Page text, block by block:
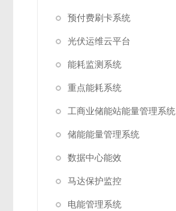
预付费刷卡系统
光伏运维云平台
能耗监测系统
重点能耗系统
工商业储能站能量管理系统
储能能量管理系统
数据中心能效
马达保护监控
电能管理系统